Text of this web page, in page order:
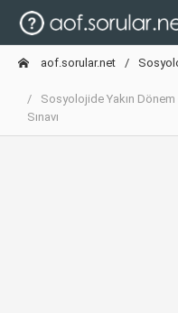
aof.sorular.net
Sosyolojide Yakın
Sınavı